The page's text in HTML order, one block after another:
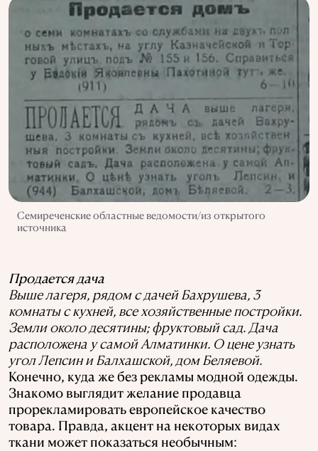
Семиреченские областные ведомости/из открытого
источника
Продается дача
Выше лагеря, рядом с дачей Бахрушева, 3
комнаты с кухней, все хозяйственные постройки.
Земли около десятины; фруктовый сад. Дача
расположена у самой Алматинки. О цене узнать
угол Лепсин и Балхашской, дом Беляевой.
Конечно, куда же без рекламы модной одежды.
Знакомо выглядит желание продавца
прорекламировать европейское качество
товара. Правда, акцент на некоторых видах
ткани может показаться необычным: